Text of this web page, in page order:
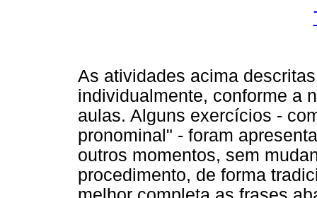
As atividades acima
individualmente, conforme a
aulas. Alguns exercícios -
pronominal" - foram
outros momentos, sem
procedimento, de forma